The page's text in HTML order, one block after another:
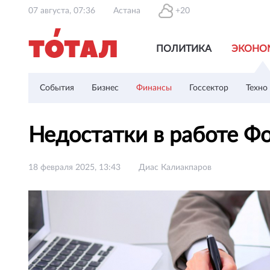
07 августа, 07:36 Астана +20
ПОЛИТИКА
События Бизнес Финансы Госсектор Техно
Недостатки в работе
18 февраля 2025, 13:43 Диас Калиакпаров